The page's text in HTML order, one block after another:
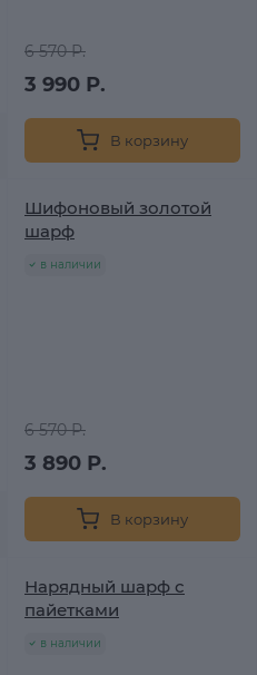
6 570 Р.
3 990 Р.
В корзину
Шифоновый золотой
шарф
в наличии
6 570 Р.
3 890 Р.
В корзину
Нарядный шарф с
пайетками
в наличии